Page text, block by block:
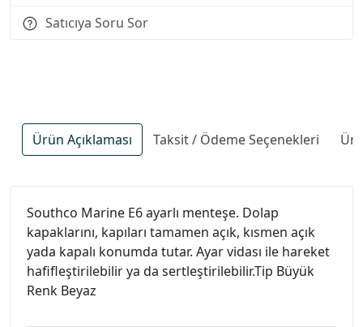
Satıcıya Soru Sor
Ürün Açıklaması Taksit / Ödeme Seçenekleri
Southco Marine E6 ayarlı menteşe. Dolap
kapaklarını, kapıları tamamen açık, kısmen açık
yada kapalı konumda tutar. Ayar vidası ile hareket
hafifleştirilebilir ya da sertleştirilebilir.Tip Büyük
Renk Beyaz